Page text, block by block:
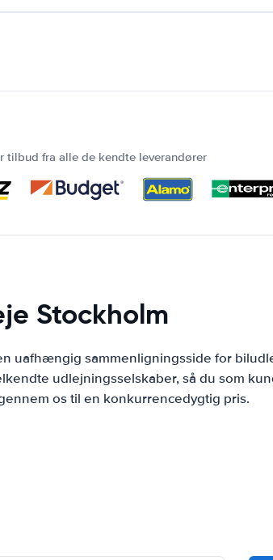
tilbud fra alle de kendte leverandører
Stockholm
uafhængig sammenligningsside for
udlejningsselskaber, så du som
os til en konkurrencedygtig pris.